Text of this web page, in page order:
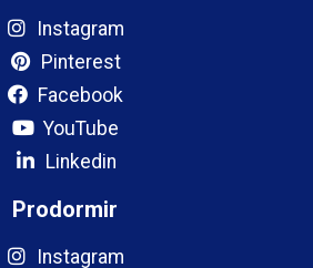
Instagram
Pinterest
Facebook
YouTube
Linkedin
Prodormir
Instagram